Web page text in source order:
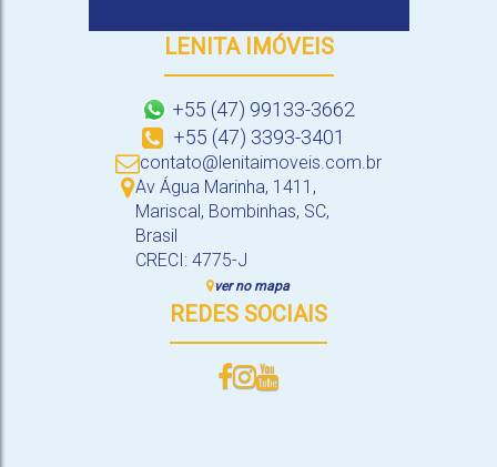
LENITA IMÓVEIS
+55 (47) 99133-3662
+55 (47) 3393-3401
contato@lenitaimoveis.com.br
Av Água Marinha, 1411 ,
Mariscal, Bombinhas, SC,
Brasil
CRECI: 4775-J
ver no mapa
REDES SOCIAIS